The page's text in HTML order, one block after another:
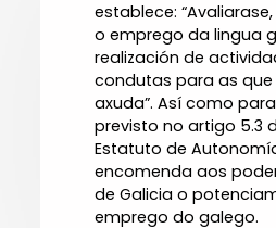
establece:
o emprego da lingua
realización de
condutas para as
axuda”. Así como
previsto no artigo 5.3
Estatuto de
encomenda aos
de Galicia o
emprego do galego.